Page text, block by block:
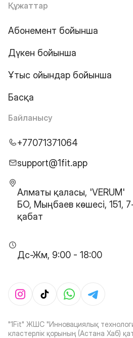
Құжаттар
Абонемент бойынша
Дүкен бойынша
Ұтыс ойындар бойынша
Басқа
Байланысу
+77071371064
support@1fit.app
Алматы қаласы, 'VERUM'
БО, Мыңбаев көшесі, 151,
қабат
Дс-Жм, 9:00 - 18:00
"1Fit" ЖШС "Инновациялық
кластерлік қорының (Астана Хаб)